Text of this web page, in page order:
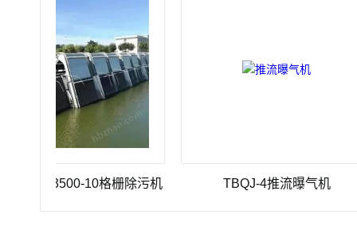
10格栅除污机 TBQJ-4推流曝气机